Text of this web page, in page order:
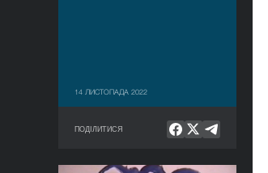
14 ЛИСТОПАДА 2022
ПОДІЛИТИСЯ